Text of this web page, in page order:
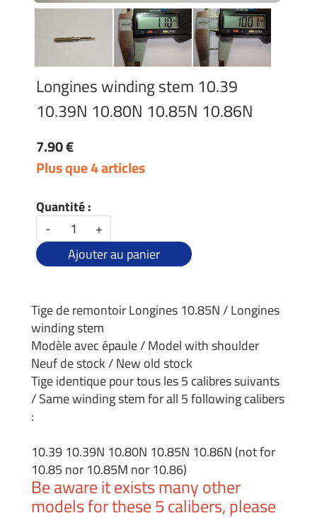
Longines winding stem 10.39
10.39N 10.80N 10.85N 10.86N
7.90 €
Plus que 4 articles
Quantité :
-
+
Ajouter au panier
Tige de remontoir Longines 10.85N / Longines
winding stem
Modèle avec épaule / Model with shoulder
Neuf de stock / New old stock
Tige identique pour tous les 5 calibres suivants
/ Same winding stem for all 5 following calibers
:
10.39 10.39N 10.80N 10.85N 10.86N (not for
10.85 nor 10.85M nor 10.86)
Be aware it exists many other
models for these 5 calibers, please